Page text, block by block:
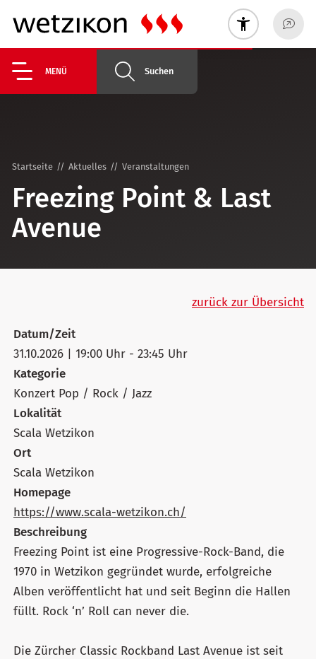
MENÜ Suchen
Startseite Aktuelles Veranstaltungen
Freezing Point & Last
Avenue
zurück zur Übersicht
Datum/Zeit
31.10.2026 | 19:00 Uhr - 23:45 Uhr
Kategorie
Konzert Pop / Rock / Jazz
Lokalität
Scala Wetzikon
Ort
Scala Wetzikon
Homepage
https://www.scala-wetzikon.ch/
Beschreibung
Freezing Point ist eine Progressive-Rock-Band, die
1970 in Wetzikon gegründet wurde, erfolgreiche
Alben veröffentlicht hat und seit Beginn die Hallen
füllt. Rock ‘n’ Roll can never die.
Die Zürcher Classic Rockband Last Avenue ist seit